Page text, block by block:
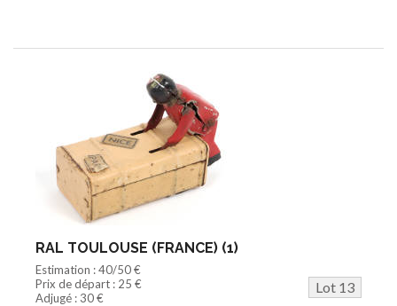
RAL TOULOUSE (FRANCE) (1)
Estimation : 40/50 €
Prix de départ : 25 €
Lot 13
Adjugé : 30 €